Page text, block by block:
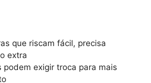
que riscam fácil, precisa
extra
podem exigir troca para mais